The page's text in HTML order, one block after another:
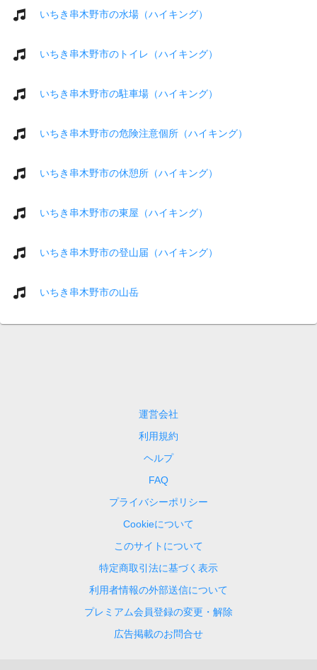
いちき串木野市の水場（ハイキング）
いちき串木野市のトイレ（ハイキング）
いちき串木野市の駐車場（ハイキング）
いちき串木野市の危険注意個所（ハイキング）
いちき串木野市の休憩所（ハイキング）
いちき串木野市の東屋（ハイキング）
いちき串木野市の登山届（ハイキング）
いちき串木野市の山岳
運営会社
利用規約
ヘルプ
FAQ
プライバシーポリシー
Cookieについて
このサイトについて
特定商取引法に基づく表示
利用者情報の外部送信について
プレミアム会員登録の変更・解除
広告掲載のお問合せ